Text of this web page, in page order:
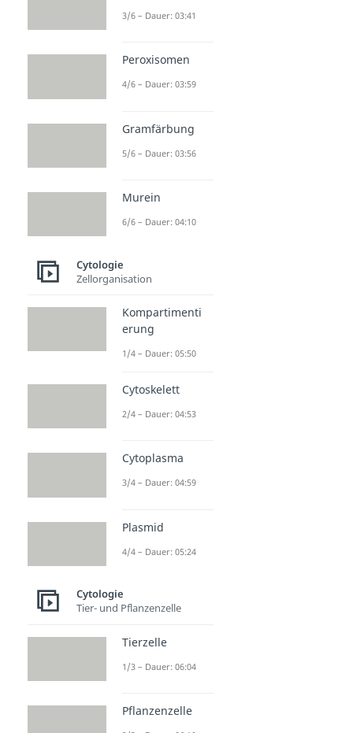
3/6 – Dauer: 03:41
Peroxisomen
4/6 – Dauer: 03:59
Gramfärbung
5/6 – Dauer: 03:56
Murein
6/6 – Dauer: 04:10
Cytologie
Zellorganisation
Kompartimenti
erung
1/4 – Dauer: 05:50
Cytoskelett
2/4 – Dauer: 04:53
Cytoplasma
3/4 – Dauer: 04:59
Plasmid
4/4 – Dauer: 05:24
Cytologie
Tier- und Pflanzenzelle
Tierzelle
1/3 – Dauer: 06:04
Pflanzenzelle